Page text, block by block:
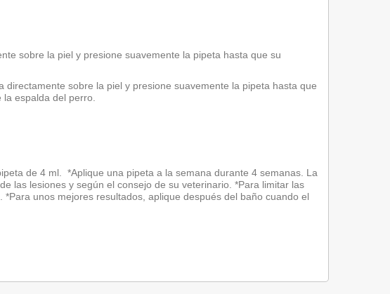
sobre la piel y presione suavemente la pipeta hasta que su
sobre la piel y presione suavemente la pipeta hasta que
espalda del perro.
de 4 ml. *Aplique una pipeta a la semana durante 4 semanas. La
las lesiones y según el consejo de su veterinario. *Para limitar las
unos mejores resultados, aplique después del baño cuando el